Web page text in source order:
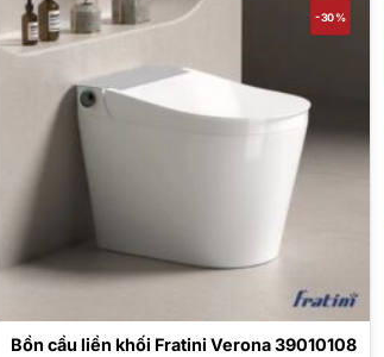
-30%
Bồn cầu liền khối Fratini Verona 39010108